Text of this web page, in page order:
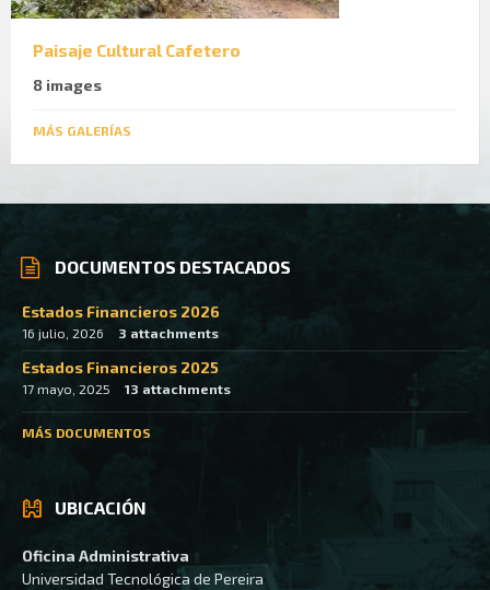
Paisaje Cultural Cafetero
8 images
MÁS GALERÍAS
DOCUMENTOS DESTACADOS
Estados Financieros 2026
16 julio, 2026 3 attachments
Estados Financieros 2025
17 mayo, 2025 13 attachments
MÁS DOCUMENTOS
UBICACIÓN
Oficina Administrativa
Universidad Tecnológica de Pereira